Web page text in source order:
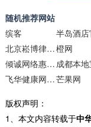
随机推荐网站
缤客
半岛酒
北京崧博律师事务所橙网
倾诚网络惠阳分部 成都本地
飞华健康网问医生频道芒果网
版权声明：
1、本文内容转载于中